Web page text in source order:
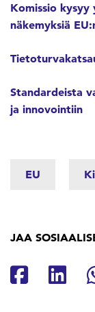
Komissio
näkemyksiä
Standardeista
ja innovointiin
EU
JAA
Jaa Jaa